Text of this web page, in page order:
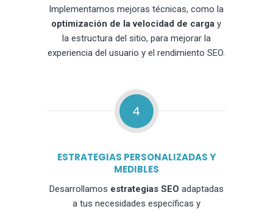
Implementamos mejoras técnicas, como la
optimización de la velocidad de carga y
la estructura del sitio, para mejorar la
experiencia del usuario y el rendimiento SEO.
4
ESTRATEGIAS PERSONALIZADAS Y
MEDIBLES
Desarrollamos estrategias SEO adaptadas
a tus necesidades específicas y